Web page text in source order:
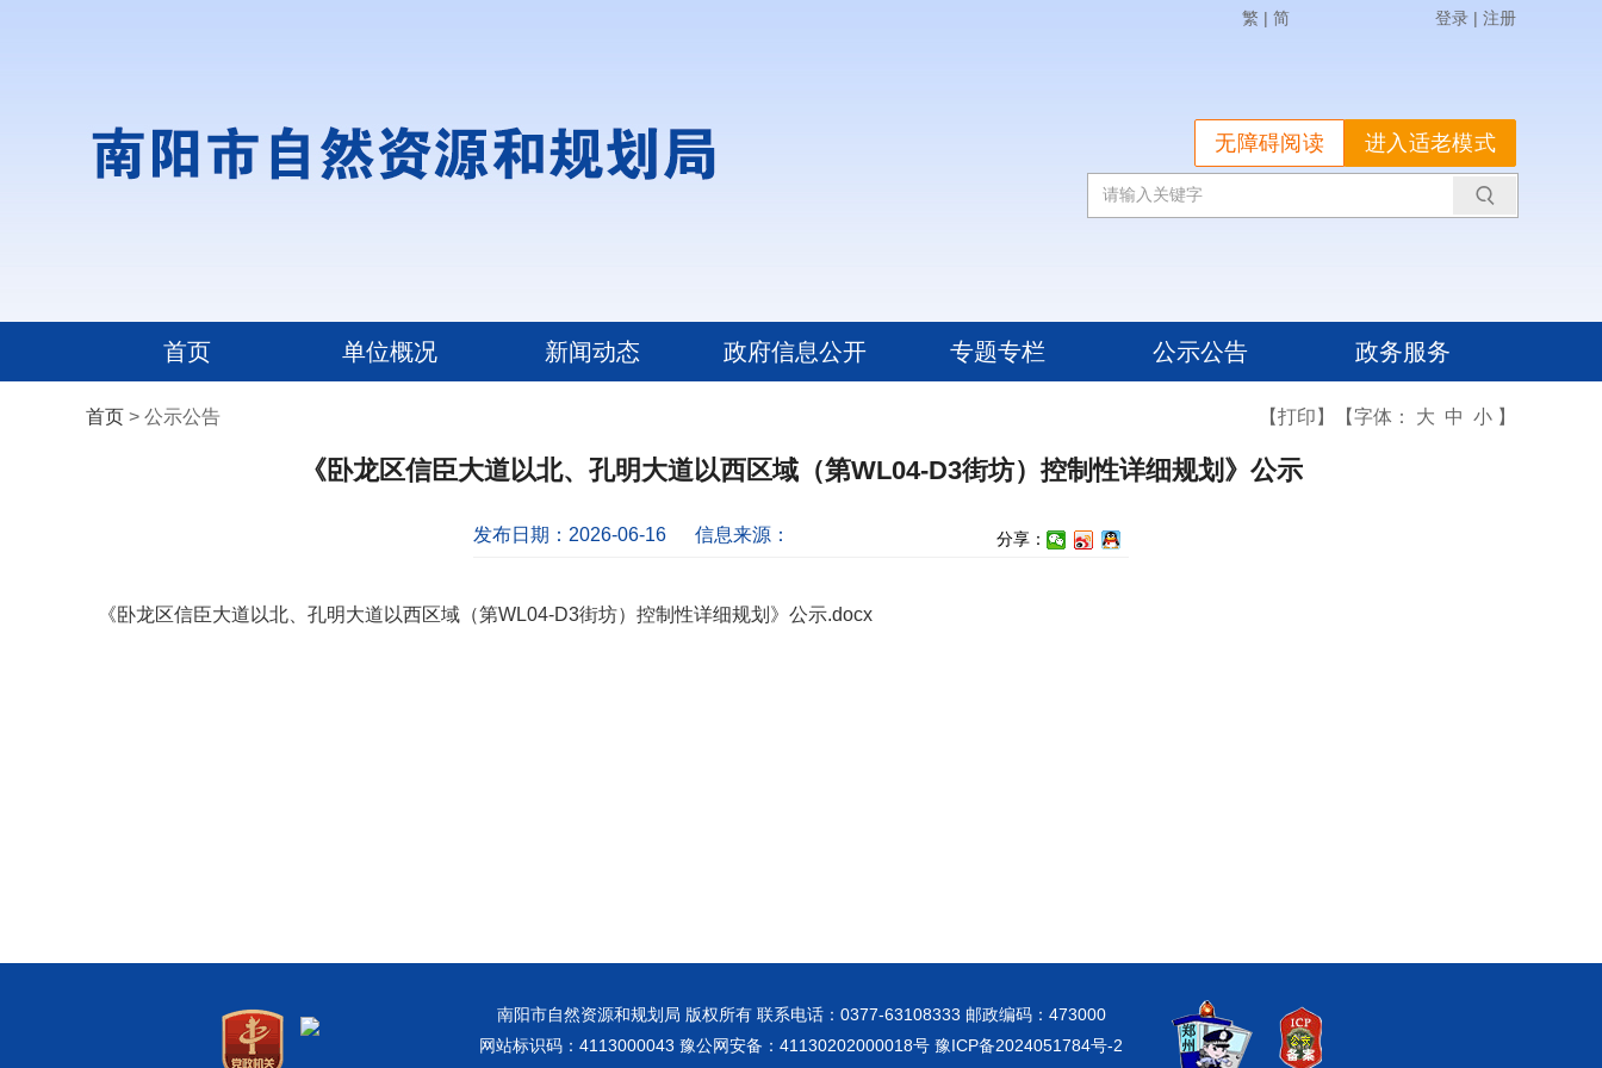
繁 | 简 登录 | 注册
进入适老模式
无障碍阅读
首页 单位概况 新闻动态 政府信息公开 专题专栏 公示公告 政务服务
首页 > 公示公告 【打印】 【字体： 大 中 小 】
《卧龙区信臣大道以北、孔明大道以西区域（第WL04-D3街坊）控制性详细规划》公示
发布日期：2026-06-16 信息来源： 分享：
《卧龙区信臣大道以北、孔明大道以西区域（第WL04-D3街坊）控制性详细规划》公示.docx
南阳市自然资源和规划局 版权所有 联系电话：0377-63108333 邮政编码：473000
网站标识码：4113000043 豫公网安备：41130202000018号 豫ICP备2024051784号-2